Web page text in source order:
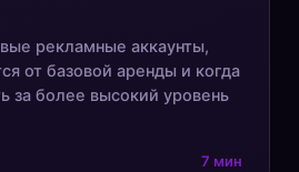
рекламные аккаунты,
от базовой аренды и когда
за более высокий уровень
7 мин